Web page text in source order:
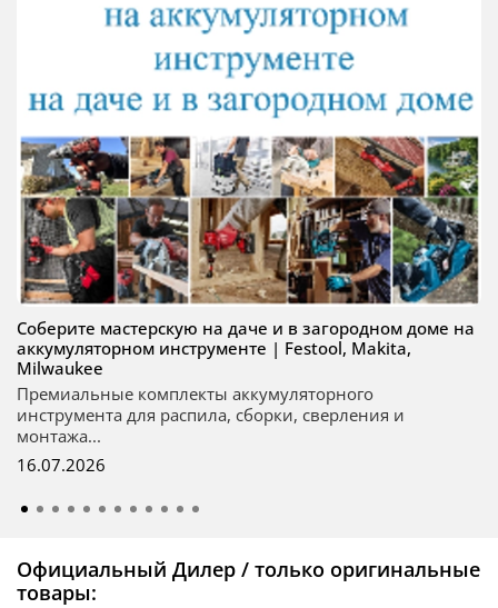
Соберите мастерскую на даче и в загородном доме на
аккумуляторном инструменте | Festool, Makita,
Milwaukee
Премиальные комплекты аккумуляторного
инструмента для распила, сборки, сверления и
монтажа...
16.07.2026
Официальный Дилер / только оригинальные
товары: